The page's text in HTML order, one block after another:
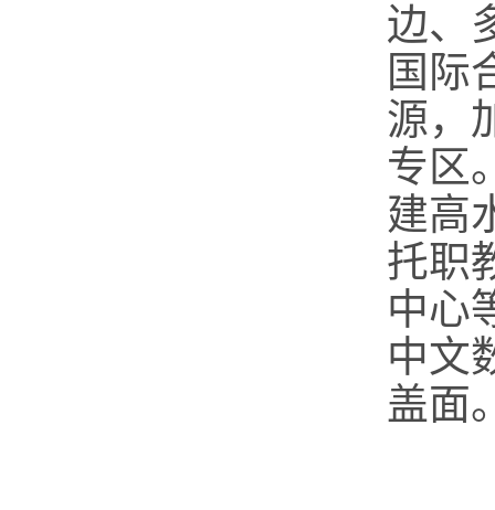
边、
国际
源，
专区
建高
托职
中心
中文
盖面